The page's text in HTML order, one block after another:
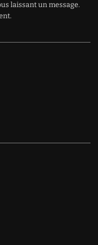
laissant un message.